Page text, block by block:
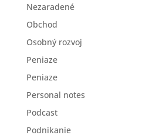
Nezaradené
Obchod
Osobný rozvoj
Peniaze
Peniaze
Personal notes
Podcast
Podnikanie